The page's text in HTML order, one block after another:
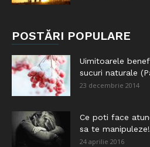
POSTĂRI POPULARE
Uimitoarele
sucuri naturale
23 decembrie 2014
Ce poti face
sa te
24 aprilie 2016